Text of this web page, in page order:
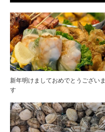
新年明けましておめでとうございま
す